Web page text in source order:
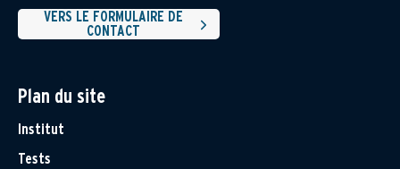
VERS LE FORMULAIRE DE
CONTACT
Plan du site
Institut
Tests